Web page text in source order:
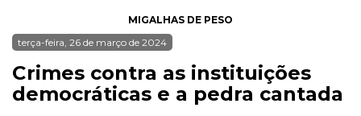
MIGALHAS DE PESO
terça-feira, 26 de março de 2024
Crimes contra as instituições
democráticas e a pedra cantada